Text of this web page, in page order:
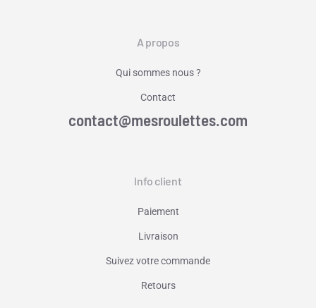
A propos
Qui sommes nous ?
Contact
contact@mesroulettes.com
Info client
Paiement
Livraison
Suivez votre commande
Retours